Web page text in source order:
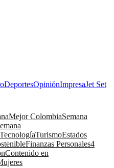
DeportesOpiniónImpresaJet Set
Mejor ColombiaSemana
TecnologíaTurismoEstados
Finanzas Personales4
Contenido en